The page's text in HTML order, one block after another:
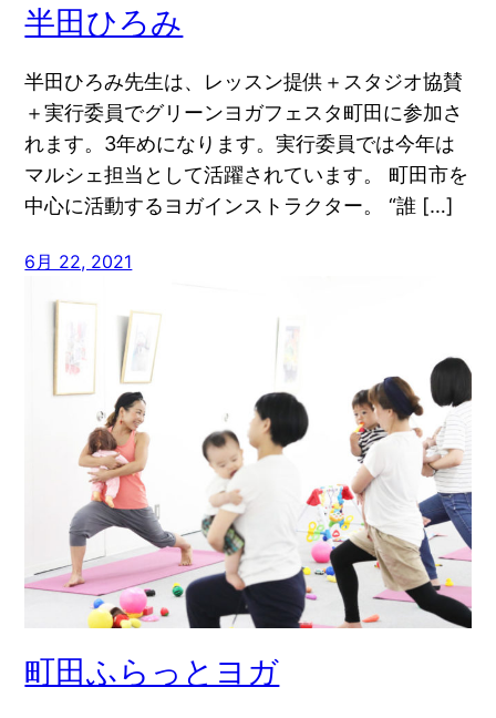
半田ひろみ
半田ひろみ先生は、レッスン提供＋スタジオ協賛
＋実行委員でグリーンヨガフェスタ町田に参加さ
れます。3年めになります。実行委員では今年は
マルシェ担当として活躍されています。 町田市を
中心に活動するヨガインストラクター。 “誰 […]
6月 22, 2021
町田ふらっとヨガ